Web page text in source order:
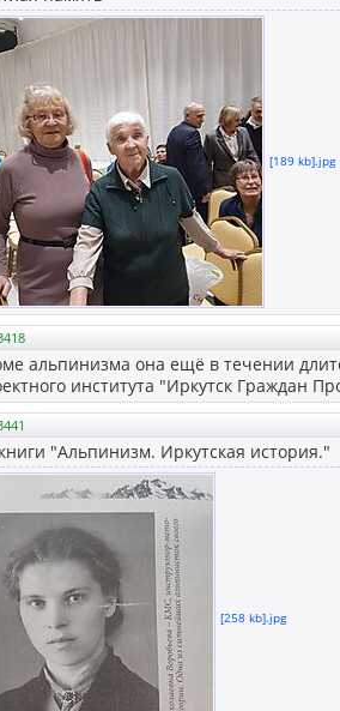
[189 kb].jpg
альпинизма она ещё в течении
института "Иркутск Граждан
"Альпинизм. Иркутская история."
[258 kb].jpg